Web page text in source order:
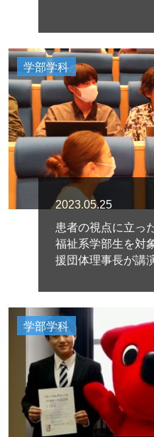
学部学科
2023.05.25
患者の視点に立っ
福祉系学部生を対
援団体理事長が講
学部学科